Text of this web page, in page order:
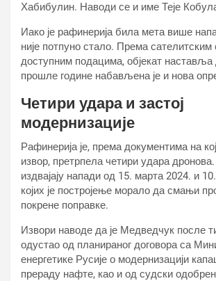
Хабибулин. Наводи се и име Теје
Иако је рафинерија била мета више
није потпуно стало. Према
доступним подацима, објекат наставља
прошле године набављена је и нова
Четири удара и застој
модернизације
Рафинерија је, према документима на
извор, претрпела четири удара
издвајају напади од 15. марта 2024. и
којих је постројење морало да смањи
покрене поправке.
Извори наводе да је Медведчук после
одустао од планираног договора са
енергетике Русије о модернизацији
прераду нафте, као и од судски